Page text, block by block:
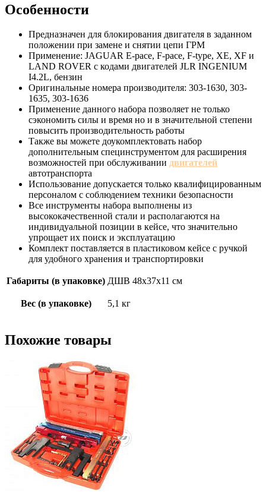
Особенности
Предназначен для блокирования двигателя в заданном
положении при замене и снятии цепи ГРМ
Применение: JAGUAR E-pace, F-pace, F-type, XE, XF и
LAND ROVER с кодами двигателей JLR INGENIUM
I4.2L, бензин
Оригинальные номера производителя: 303-1630, 303-
1635, 303-1636
Применение данного набора позволяет не только
сэкономить силы и время но и в значительной степени
повысить производительность работы
Также вы можете доукомплектовать набор
дополнительным специнструментом для расширения
возможностей при обслуживании двигателей
автотранспорта
Использование допускается только квалифицированным
персоналом с соблюдением техники безопасности
Все инструменты набора выполнены из
высококачественной стали и располагаются на
индивидуальной позиции в кейсе, что значительно
упрощает их поиск и эксплуатацию
Комплект поставляется в пластиковом кейсе с ручкой
для удобного хранения и транспортировки
Габариты (в упаковке) ДШВ 48х37х11 см
Вес (в упаковке) 5,1 кг
Похожие товары